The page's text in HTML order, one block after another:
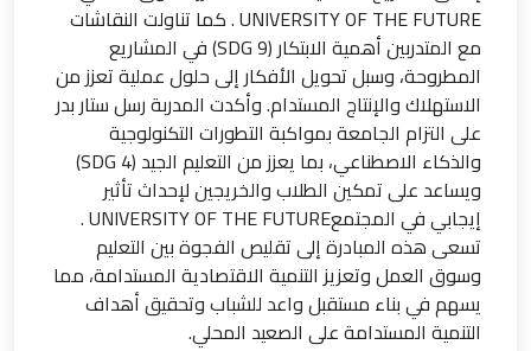
UNIVERSITY OF THE FUTURE . كما تناولت النقاشات
مع المتدربين أهمية الابتكار (SDG 9) في المشاريع
المطروحة، وسبل تحويل الأفكار إلى حلول عملية تعزز من
الاستهلاك والإنتاج المستدام. وأكدت المدربة رسل ستار بدر
على التزام الجامعة بمواكبة التطورات التكنولوجية
والذكاء الاصطناعي، بما يعزز من التعليم الجيد (SDG 4)
ويساعد على تمكين الطلاب والخريجين لإحداث تأثير
إيجابي في المجتمع​ UNIVERSITY OF THE FUTURE .
تسعى هذه المبادرة إلى تقليص الفجوة بين التعليم
وسوق العمل وتعزيز التنمية الاقتصادية المستدامة، مما
يسهم في بناء مستقبل واعد للشباب وتحقيق أهداف
التنمية المستدامة على الصعيد المحلي.